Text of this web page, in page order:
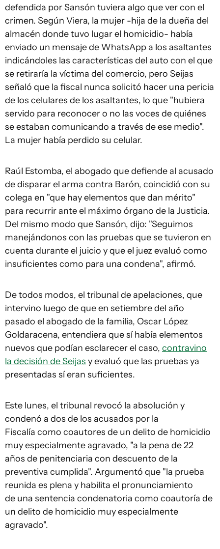
defendida por Sansón tuviera algo que ver con el
crimen. Según Viera, la mujer -hija de la dueña del
almacén donde tuvo lugar el homicidio- había
enviado un mensaje de WhatsApp a los asaltantes
indicándoles las características del auto con el que
se retiraría la víctima del comercio, pero Seijas
señaló que la fiscal nunca solicitó hacer una pericia
de los celulares de los asaltantes, lo que "hubiera
servido para reconocer o no las voces de quiénes
se estaban comunicando a través de ese medio".
La mujer había perdido su celular.
Raúl Estomba, el abogado que defiende al acusado
de disparar el arma contra Barón, coincidió con su
colega en "que hay elementos que dan mérito"
para recurrir ante el máximo órgano de la Justicia.
Del mismo modo que Sansón, dijo: "Seguimos
manejándonos con las pruebas que se tuvieron en
cuenta durante el juicio y que el juez evaluó como
insuficientes como para una condena", afirmó.
De todos modos, el tribunal de apelaciones, que
intervino luego de que en setiembre del año
pasado el abogado de la familia, Oscar López
Goldaracena, entendiera que sí había elementos
nuevos que podían esclarecer el caso, contravino
la decisión de Seijas y evaluó que las pruebas ya
presentadas sí eran suficientes.
Este lunes, el tribunal revocó la absolución y
condenó a dos de los acusados por la
Fiscalía como coautores de un delito de homicidio
muy especialmente agravado, "a la pena de 22
años de penitenciaria con descuento de la
preventiva cumplida". Argumentó que "la prueba
reunida es plena y habilita el pronunciamiento
de una sentencia condenatoria como coautoría de
un delito de homicidio muy especialmente
agravado".